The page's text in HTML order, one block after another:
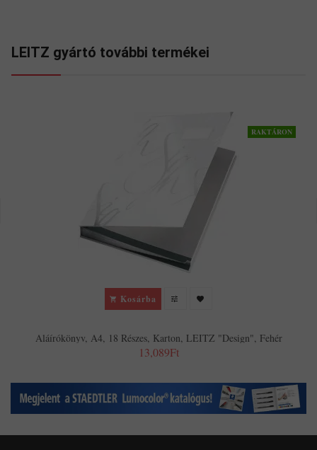
LEITZ gyártó további termékei
RAKTÁRON
Kosárba
Aláírókönyv, A4, 18 Részes, Karton, LEITZ "Design", Fehér
13,089Ft